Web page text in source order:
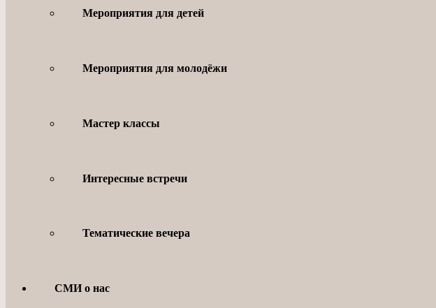
Мероприятия для детей
Мероприятия для молодёжи
Мастер классы
Интересные встречи
Тематические вечера
СМИ о нас